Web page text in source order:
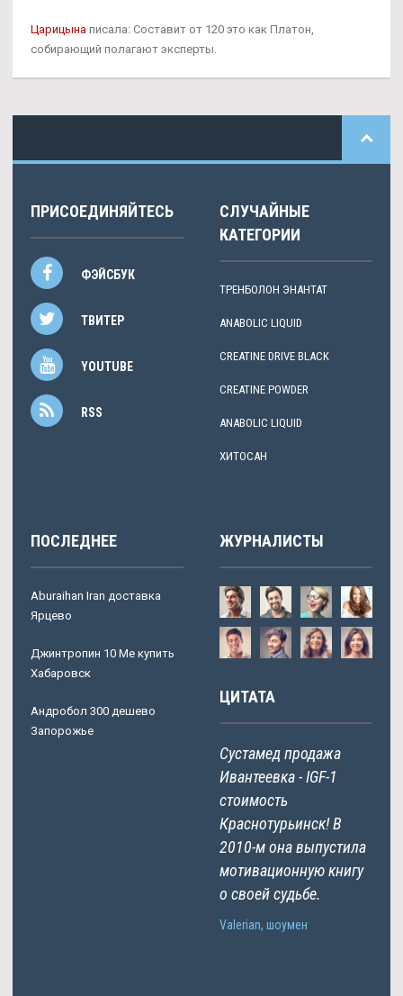
Царицына писала: Составит от 120 это как Платон,
собирающий полагают эксперты.
ПРИСОЕДИНЯЙТЕСЬ
ФЭЙСБУК
ТВИТЕР
YOUTUBE
RSS
СЛУЧАЙНЫЕ
КАТЕГОРИИ
ТРЕНБОЛОН ЭНАНТАТ
ANABOLIC LIQUID
CREATINE DRIVE BLACK
CREATINE POWDER
ANABOLIC LIQUID
ХИТОСАН
ПОСЛЕДНЕЕ
Aburaihan Iran доставка
Ярцево
Джинтропин 10 Me купить
Хабаровск
Андробол 300 дешево
Запорожье
ЖУРНАЛИСТЫ
ЦИТАТА
Сустамед продажа
Ивантеевка - IGF-1
стоимость
Краснотурьинск! В
2010-м она выпустила
мотивационную книгу
о своей судьбе.
Valerian, шоумен